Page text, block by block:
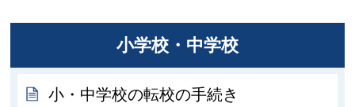
小学校・中学校
小・中学校の転校の手続き